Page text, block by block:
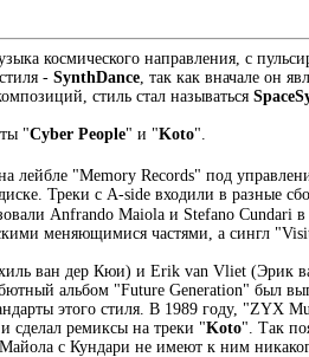
космического направления, с
- SynthDance , так как вначале он
стиль стал называться
"Cyber People" и "Koto".
лейбле "Memory Records" под
Треки с A-side входили в разные
Anfrando Maiola и Stefano Cundari
меняющимися частями, а сингл
ван дер Кюи) и Erik van Vliet (Эрик
альбом "Future Generation" был
этого стиля. В 1989 году, "ZYX
сделал ремиксы на треки "Koto". Так
с Кундари не имеют к ним